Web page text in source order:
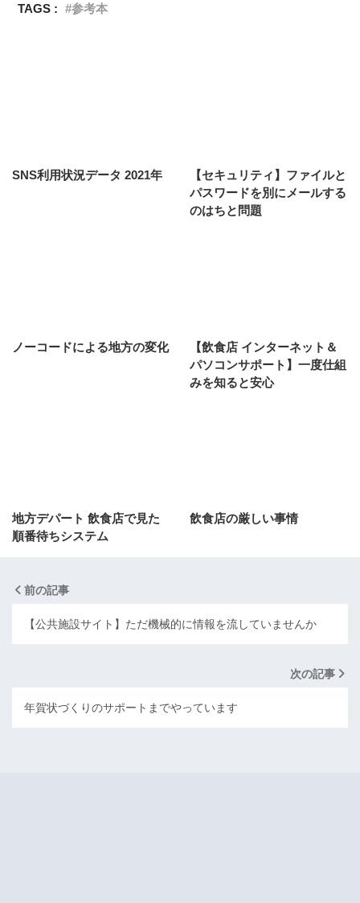
TAGS :
参考本
SNS利用状況データ 2021年
【セキュリティ】ファイルと
パスワードを別にメールする
のはちと問題
ノーコードによる地方の変化
【飲食店 インターネット＆
パソコンサポート】一度仕組
みを知ると安心
地方デパート 飲食店で見た
順番待ちシステム
飲食店の厳しい事情
前の記事
【公共施設サイト】ただ機械的に情報を流していませんか
次の記事
年賀状づくりのサポートまでやっています